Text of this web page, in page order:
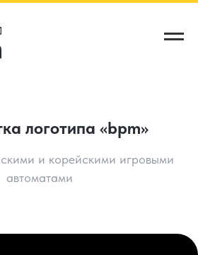
логотипа «bpm»
и корейскими игровыми
автоматами